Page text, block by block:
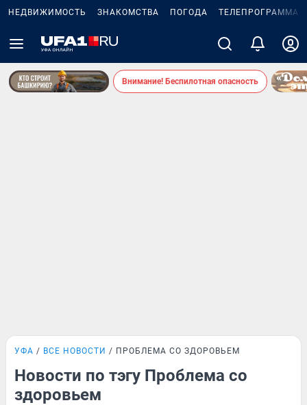
НЕДВИЖИМОСТЬ ЗНАКОМСТВА ПОГОДА ТЕЛЕПРОГРАММА
Внимание! Беспилотная опасность
УФА ВСЕ НОВОСТИ ПРОБЛЕМА СО ЗДОРОВЬЕМ
Новости по тэгу Проблема со
здоровьем